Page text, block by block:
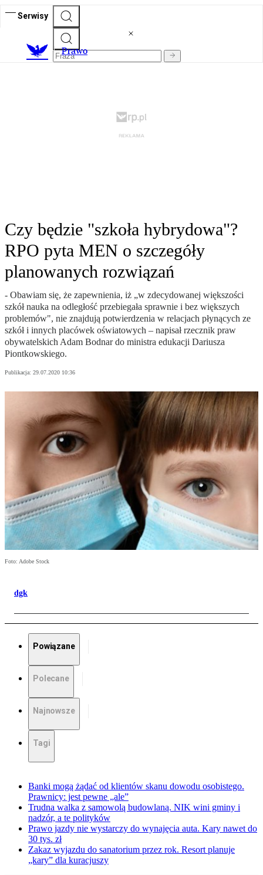
Serwisy
Prawo
Czy będzie "szkoła hybrydowa"?
RPO pyta MEN o szczegóły
planowanych rozwiązań
- Obawiam się, że zapewnienia, iż „w zdecydowanej większości
szkół nauka na odległość przebiegała sprawnie i bez większych
problemów", nie znajdują potwierdzenia w relacjach płynących ze
szkół i innych placówek oświatowych – napisał rzecznik praw
obywatelskich Adam Bodnar do ministra edukacji Dariusza
Piontkowskiego.
Publikacja: 29.07.2020 10:36
Foto: Adobe Stock
dgk
Powiązane
Polecane
Najnowsze
Tagi
Banki mogą żądać od klientów skanu dowodu osobistego.
Prawnicy: jest pewne „ale”
Trudna walka z samowolą budowlaną. NIK wini gminy i
nadzór, a te polityków
Prawo jazdy nie wystarczy do wynajęcia auta. Kary nawet do
30 tys. zł
Zakaz wyjazdu do sanatorium przez rok. Resort planuje
„kary” dla kuracjuszy